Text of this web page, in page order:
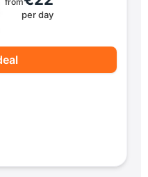
per day